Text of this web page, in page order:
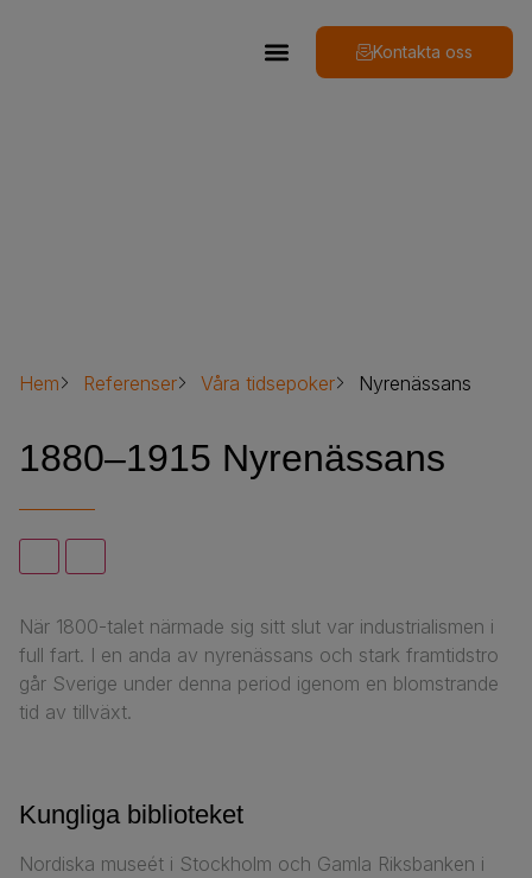
Kontakta oss
Hem Referenser Våra tidsepoker Nyrenässans
1880–1915 Nyrenässans
När 1800-talet närmade sig sitt slut var industrialismen i
full fart. I en anda av nyrenässans och stark framtidstro
går Sverige under denna period igenom en blomstrande
tid av tillväxt.
Kungliga biblioteket
Nordiska museét i Stockholm och Gamla Riksbanken i